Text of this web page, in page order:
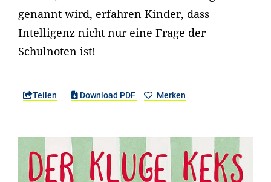
genannt wird, erfahren Kinder, dass
Intelligenz nicht nur eine Frage der
Schulnoten ist!
Teilen Download PDF Merken